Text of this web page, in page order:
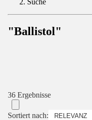
Suche
"Ballistol"
36 Ergebnisse
Sortiert nach: